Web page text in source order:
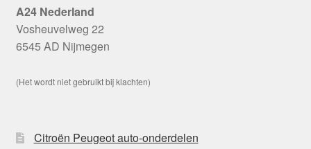
A24 Nederland
Vosheuvelweg 22
6545 AD Nijmegen
(Het wordt niet gebruikt bij klachten)
Citroën Peugeot auto-onderdelen